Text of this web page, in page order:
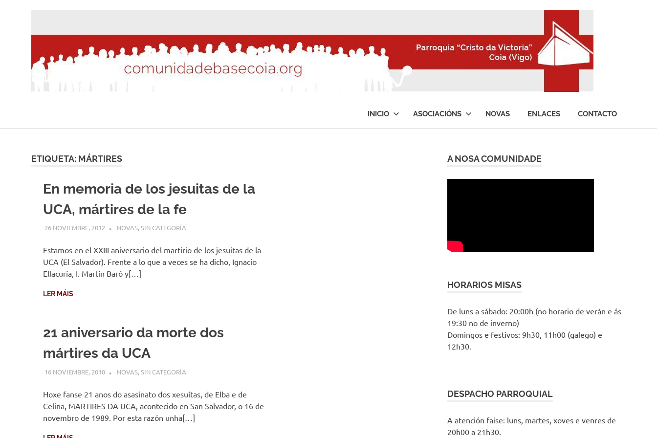
INICIO ASOCIACIÓNS NOVAS ENLACES CONTACTO
ETIQUETA: MÁRTIRES
En memoria de los jesuitas de la
UCA, mártires de la fe
26 NOVIEMBRE, 2012 DESARROLLO
NOVAS,SIN CATEGORÍA
Estamos en el XXIII aniversario del martirio de los jesuitas de la
UCA (El Salvador). Frente a lo que a veces se ha dicho, Ignacio
Ellacuría, I. Martín Baró y[…]
LER MÁIS
21 aniversario da morte dos
mártires da UCA
16 NOVIEMBRE, 2010 DESARROLLO
NOVAS,SIN CATEGORÍA
Hoxe fanse 21 anos do asasinato dos xesuítas, de Elba e de
Celina, MARTIRES DA UCA, acontecido en San Salvador, o 16 de
novembro de 1989. Por esta razón unha[…]
A NOSA COMUNIDADE
HORARIOS MISAS
De luns a sábado: 20:00h (no horario de verán e ás
19:30 no de inverno)
Domingos e festivos: 9h30, 11h00 (galego) e
12h30.
DESPACHO PARROQUIAL
A atención faise: luns, martes, xoves e venres de
20h00 a 21h30.